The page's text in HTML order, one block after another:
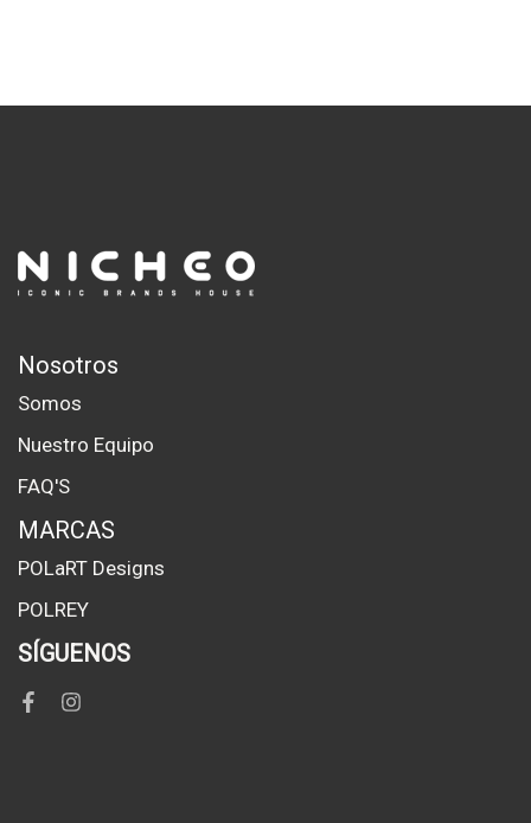
Nosotros
Somos
Nuestro Equipo
FAQ'S
MARCAS
POLaRT Designs
POLREY
SÍGUENOS